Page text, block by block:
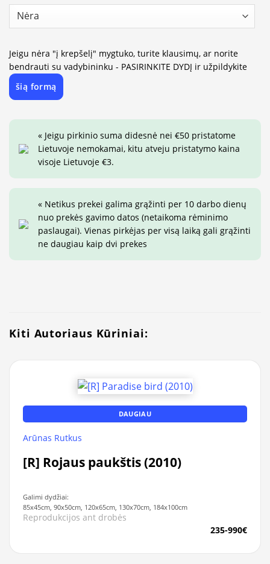
Jeigu nėra "į krepšelį" mygtuko, turite klausimų, ar norite
bendrauti su vadybininku - PASIRINKITE DYDĮ ir užpildykite
šią formą
« Jeigu pirkinio suma didesnė nei €50 pristatome
Lietuvoje nemokamai, kitu atveju pristatymo kaina
visoje Lietuvoje €3.
« Netikus prekei galima grąžinti per 10 darbo dienų
nuo prekės gavimo datos (netaikoma rėminimo
paslaugai). Vienas pirkėjas per visą laiką gali grąžinti
ne daugiau kaip dvi prekes
Kiti Autoriaus Kūriniai:
DAUGIAU
Arūnas Rutkus
[R] Rojaus paukštis (2010)
Galimi dydžiai:
85x45cm, 90x50cm, 120x65cm, 130x70cm, 184x100cm
Reprodukcijos ant drobės
235-990€